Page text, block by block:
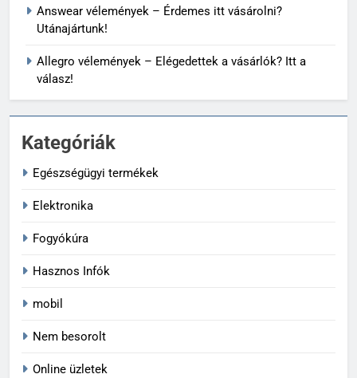
Answear vélemények – Érdemes itt vásárolni?
Utánajártunk!
Allegro vélemények – Elégedettek a vásárlók? Itt a
válasz!
Kategóriák
Egészségügyi termékek
Elektronika
Fogyókúra
Hasznos Infók
mobil
Nem besorolt
Online üzletek